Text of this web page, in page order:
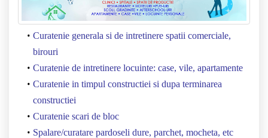
Curatenie generala si de intretinere spatii comerciale,
birouri
Curatenie de intretinere locuinte: case, vile, apartamente
Curatenie in timpul constructiei si dupa terminarea
constructiei
Curatenie scari de bloc
Spalare/curatare pardoseli dure, parchet, mocheta, etc